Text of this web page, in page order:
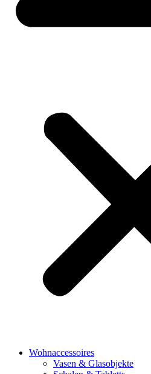
Wohnaccessoires
Vasen & Glasobjekte